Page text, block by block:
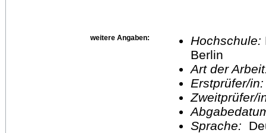
weitere Angaben: Hochschule:
Berlin
Art der
Erstprüfer/
Sprache: